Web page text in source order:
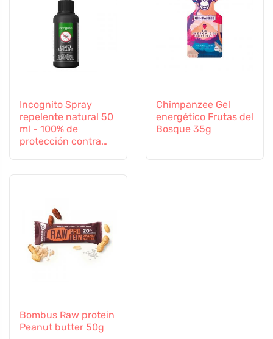
Incognito Spray
repelente natural 50
ml - 100% de
protección contra
Chimpanzee Gel
energético Frutas del
Bosque 35g
Bombus Raw protein
Peanut butter 50g